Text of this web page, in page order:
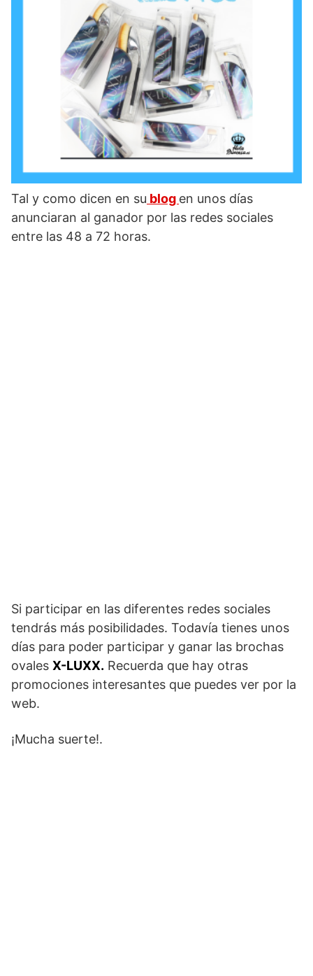
Tal y como dicen en su blog en unos días
anunciaran al ganador por las redes sociales
entre las 48 a 72 horas.
Si participar en las diferentes redes sociales
tendrás más posibilidades. Todavía tienes unos
días para poder participar y ganar las brochas
ovales X-LUXX. Recuerda que hay otras
promociones interesantes que puedes ver por la
web.
¡Mucha suerte!.